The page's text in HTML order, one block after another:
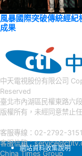
風暴國際突破傳統經
成果
中天電視股份有限公司
Reserved
臺北市內湖區民權東路
版權所有，未經同意禁止
客服專線：02-2792-3151
客服信箱：
China Times Group
網站資料收集說明